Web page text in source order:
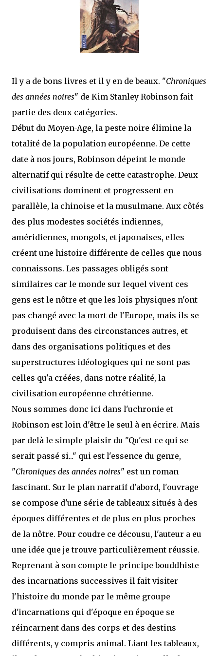
j’ai dit au sujet des tomes précédents : tant l’univers que les protagonistes
Il y a de bons livres et il y en de beaux. "Chroniques
des années noires" de Kim Stanley Robinson fait
partie des deux catégories.
Début du Moyen-Age, la peste noire élimine la
totalité de la population européenne. De cette
date à nos jours, Robinson dépeint le monde
alternatif qui résulte de cette catastrophe. Deux
civilisations dominent et progressent en
parallèle, la chinoise et la musulmane. Aux côtés
des plus modestes sociétés indiennes,
améridiennes, mongols, et japonaises, elles
créent une histoire différente de celles que nous
connaissons. Les passages obligés sont
similaires car le monde sur lequel vivent ces
gens est le nôtre et que les lois physiques n'ont
pas changé avec la mort de l'Europe, mais ils se
produisent dans des circonstances autres, et
dans des organisations politiques et des
superstructures idéologiques qui ne sont pas
celles qu'a créées, dans notre réalité, la
civilisation européenne chrétienne.
Nous sommes donc ici dans l'uchronie et
Robinson est loin d'être le seul à en écrire. Mais
par delà le simple plaisir du "Qu'est ce qui se
serait passé si..." qui est l'essence du genre,
"Chroniques des années noires" est un roman
fascinant. Sur le plan narratif d'abord, l'ouvrage
se compose d'une série de tableaux situés à des
époques différentes et de plus en plus proches
de la nôtre. Pour coudre ce décousu, l'auteur a eu
une idée que je trouve particulièrement réussie.
Reprenant à son compte le principe bouddhiste
des incarnations successives il fait visiter
l'histoire du monde par le même groupe
d'incarnations qui d'époque en époque se
réincarnent dans des corps et des destins
différents, y compris animal. Liant les tableaux,